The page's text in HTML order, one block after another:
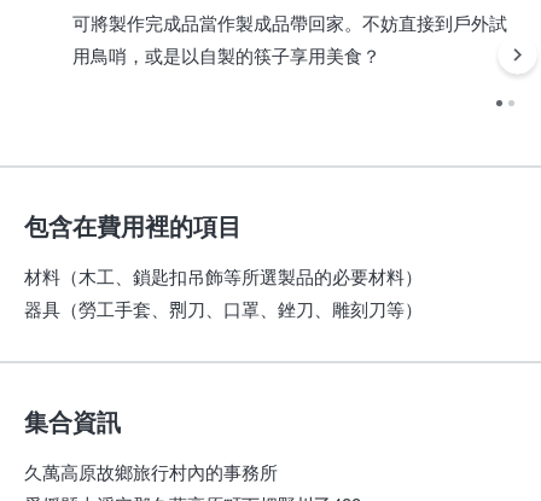
可將製作完成品當作製成品帶回家。不妨直接到戶外試
用鳥哨，或是以自製的筷子享用美食？
包含在費用裡的項目
材料（木工、鎖匙扣吊飾等所選製品的必要材料）
器具（勞工手套、𠝹刀、口罩、銼刀、雕刻刀等）
集合資訊
久萬高原故鄉旅行村內的事務所